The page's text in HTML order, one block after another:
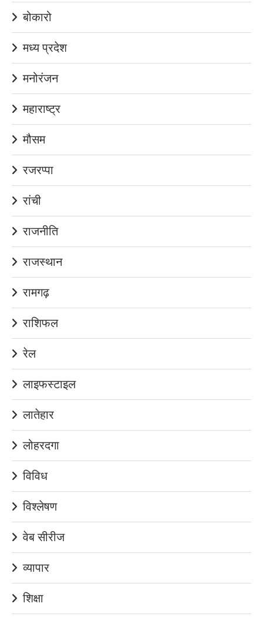
बोकारो
मध्य प्रदेश
मनोरंजन
महाराष्ट्र
मौसम
रजरप्पा
रांची
राजनीति
राजस्थान
रामगढ़
राशिफल
रेल
लाइफस्टाइल
लातेहार
लोहरदगा
विविध
विश्लेषण
वेब सीरीज
व्यापार
शिक्षा